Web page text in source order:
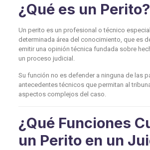
¿Qué es un Perito?
Un perito es un profesional o técnico
determinada área del conocimiento, que es
emitir una opinión técnica fundada sobre
un proceso judicial.
Su función no es defender a ninguna de las
antecedentes técnicos que permitan al
aspectos complejos del caso.
¿Qué Funciones
un Perito en un